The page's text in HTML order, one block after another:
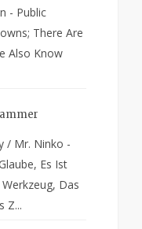
- Public
There Are
Also Know
/ Mr. Ninko -
Es Ist
Das
Z...